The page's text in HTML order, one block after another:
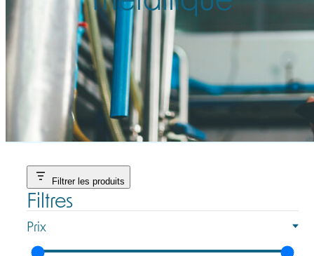
Filtrer les produits
Filtres
Prix